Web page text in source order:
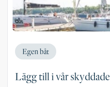
Egen båt
Lägg till i vår